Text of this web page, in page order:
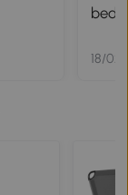
18/